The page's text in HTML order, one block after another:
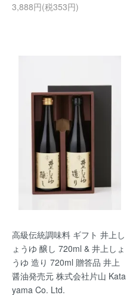
3,888円(税353円)
高級伝統調味料 ギフト 井上し
ょうゆ 醸し 720ml & 井上しょ
うゆ 造り 720ml 贈答品 井上
醤油発売元 株式会社片山 Kata
yama Co. Ltd.